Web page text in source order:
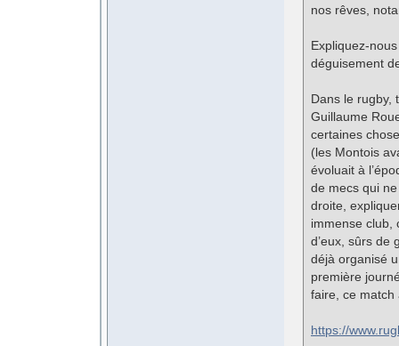
nos rêves,
Expliquez-
déguisement
Dans le rugby,
Guillaume
certaines
(les Montois
évoluait à
de mecs qui
droite,
immense club,
d’eux, sûrs de
déjà organisé
première
faire, ce match
https://